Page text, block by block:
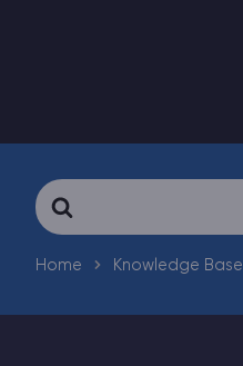
Search
For
Home Knowledge Base